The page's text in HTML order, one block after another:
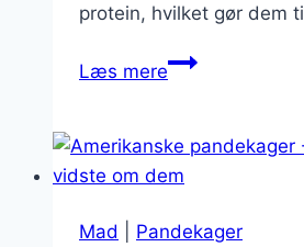
protein, hvilket gør dem
Læs mere
yoghurt
Mad Pandekager